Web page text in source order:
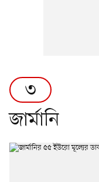
৩
জার্মানি